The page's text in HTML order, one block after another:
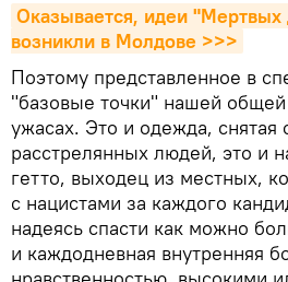
Оказывается, идеи
возникли в Молдове >>>
Поэтому представленное в
"базовые точки" нашей
ужасах. Это и одежда, снятая
расстрелянных людей, это и
гетто, выходец из местных,
с нацистами за каждого
надеясь спасти как можно
и каждодневная внутренняя